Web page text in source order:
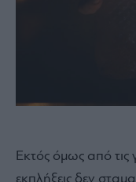
Εκτός όμως από τις